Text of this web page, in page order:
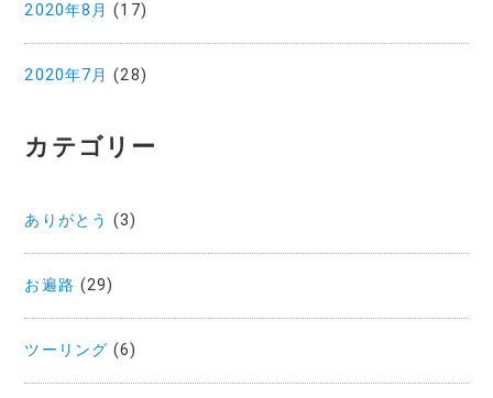
2020年8月 (17)
2020年7月 (28)
カテゴリー
ありがとう (3)
お遍路 (29)
ツーリング (6)